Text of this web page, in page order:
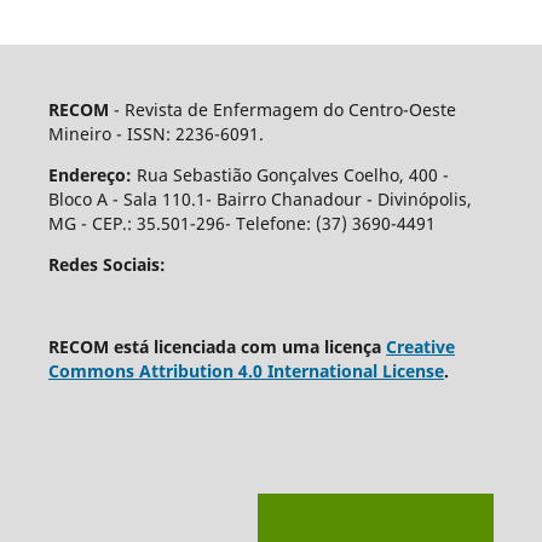
RECOM - Revista de Enfermagem do Centro-Oeste
Mineiro - ISSN: 2236-6091.
Endereço: Rua Sebastião Gonçalves Coelho, 400 -
Bloco A - Sala 110.1- Bairro Chanadour - Divinópolis,
MG - CEP.: 35.501-296- Telefone: (37) 3690-4491
Redes Sociais:
RECOM está licenciada com uma licença Creative
Commons Attribution 4.0 International License.